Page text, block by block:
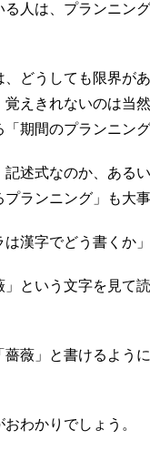
人は、プランニン
どうしても限界が
えきれないのは当
期間のプランニング
述式なのか、ある
ランニング」も大事
漢字でどう書くか
という文字を見て
薇」と書けるよう
わかりでしょう。